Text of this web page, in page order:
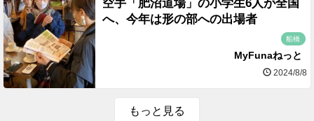
空手「肥沼道場」の小学生6人が全国
へ、今年は形の部への出場者
船橋
MyFunaねっと
2024/8/8
もっと見る